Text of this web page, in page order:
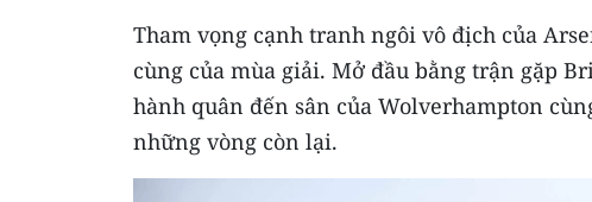
Tham vọng cạnh tranh ngôi vô địch của
cùng của mùa giải. Mở đầu bằng trận gặp
hành quân đến sân của Wolverhampton
những vòng còn lại.